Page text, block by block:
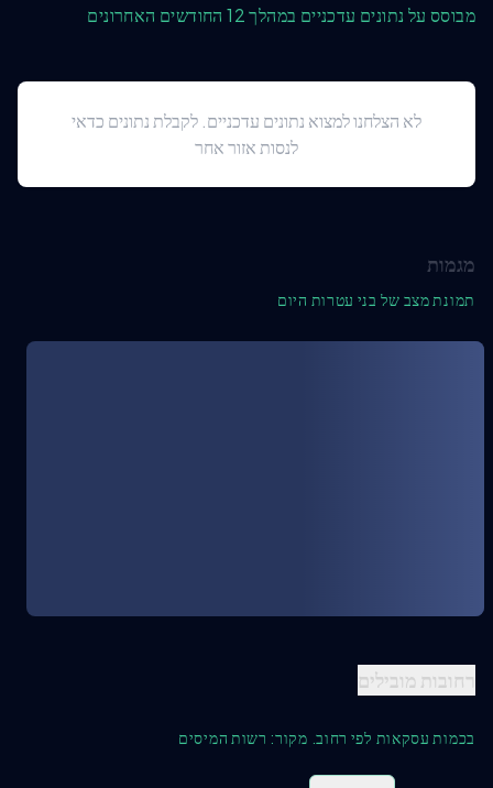
מבוסס על נתונים עדכניים במהלך 12 החודשים האחרונים
לא הצלחנו למצוא נתונים עדכניים. לקבלת נתונים כדאי
לנסות אזור אחר
מגמות
תמונת מצב של בני עטרות היום
רחובות מובילים
בכמות עסקאות לפי רחוב. מקור: רשות המיסים